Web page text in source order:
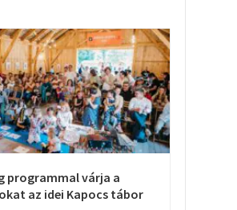
programmal várja a
az idei Kapocs tábor